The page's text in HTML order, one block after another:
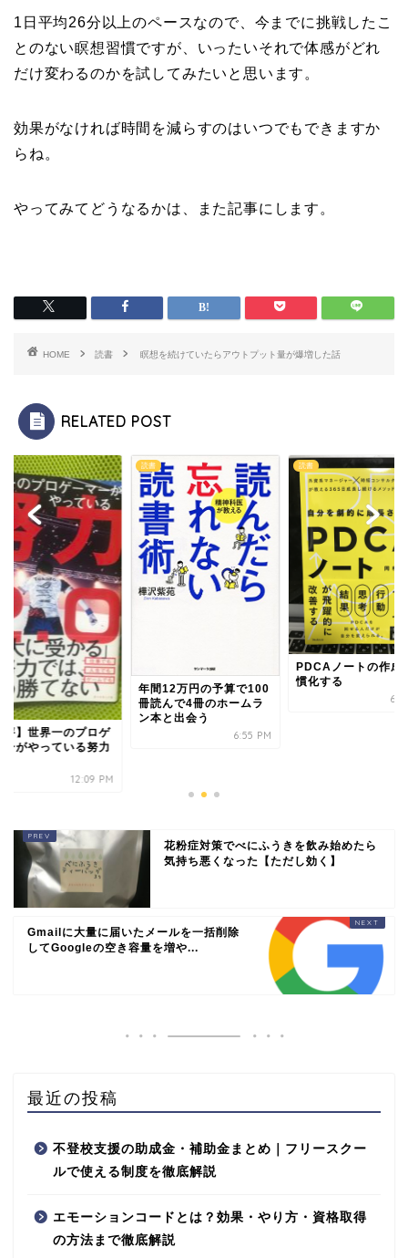
1日平均26分以上のペースなので、今までに挑戦したこ
とのない瞑想習慣ですが、いったいそれで体感がどれ
だけ変わるのかを試してみたいと思います。
効果がなければ時間を減らすのはいつでもできますか
らね。
やってみてどうなるかは、また記事にします。
HOME 読書 瞑想を続けていたらアウトプット量が爆増した話
RELATED POST
評】世界一のプロゲ
ーがやっている努力
12:09 PM
読書
年間12万円の予算で100
冊読んで4冊のホームラ
ン本と出会う
6:55 PM
読書
PDCAノートの作成
慣化する
花粉症対策でべにふうきを飲み始めたら
気持ち悪くなった【ただし効く】
Gmailに大量に届いたメールを一括削除
してGoogleの空き容量を増や...
最近の投稿
不登校支援の助成金・補助金まとめ｜フリースクー
ルで使える制度を徹底解説
エモーションコードとは？効果・やり方・資格取得
の方法まで徹底解説